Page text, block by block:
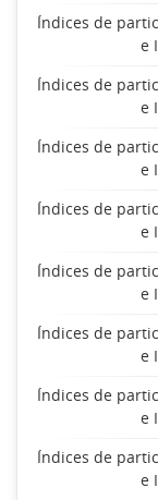
Índices de
e
Índices de
e
Índices de
e
Índices de
e
Índices de
e
Índices de
e
Índices de
e
Índices de
e